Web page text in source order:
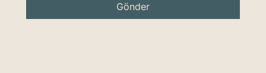
Gönder